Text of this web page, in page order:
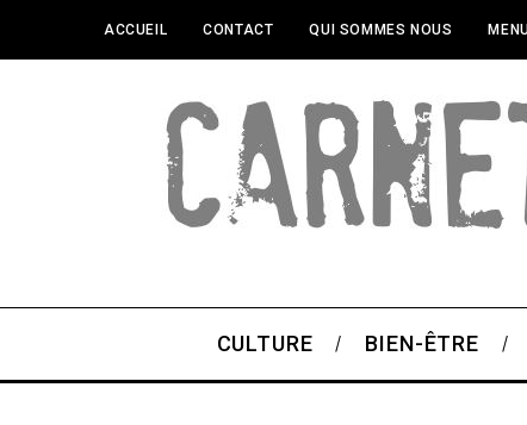
ACCUEIL CONTACT QUI SOMMES NOUS
CULTURE BIEN-ÊTRE